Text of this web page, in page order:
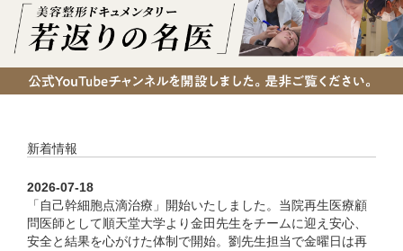
新着情報
2026-07-18
「自己幹細胞点滴治療」開始いたしました。当院再生医療顧
問医師として順天堂大学より金田先生をチームに迎え安心、
安全と結果を心がけた体制で開始。劉先生担当で金曜日は再